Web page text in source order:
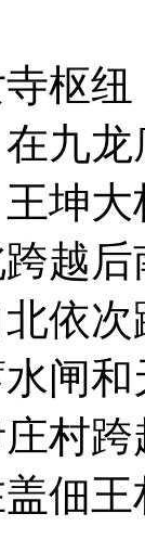
枢
九
坤
越
依
闸
村
佃